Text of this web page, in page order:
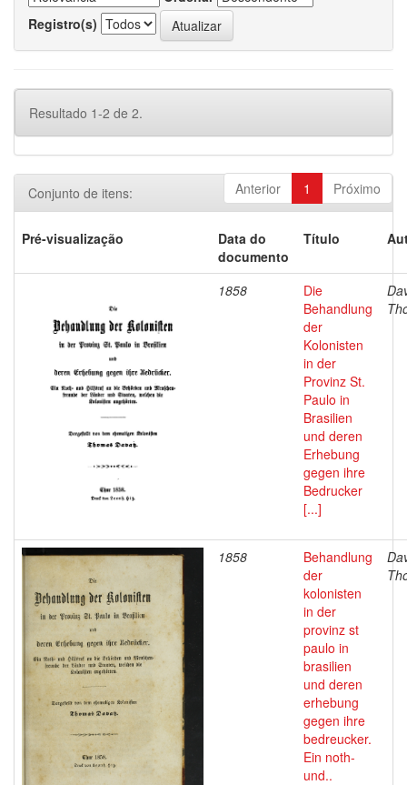
Registro(s)
Resultado 1-2 de 2.
Anterior 1 Próximo
Conjunto de itens:
Pré-visualização
Data do
documento
Título
1858
Die
Behandlung
der
Kolonisten
in der
Provinz St.
Paulo in
Brasilien
und deren
Erhebung
gegen ihre
Bedrucker
[...]
1858
Behandlung
der
kolonisten
in der
provinz st
paulo in
brasilien
und deren
erhebung
gegen ihre
bedreucker.
Ein noth-
und..